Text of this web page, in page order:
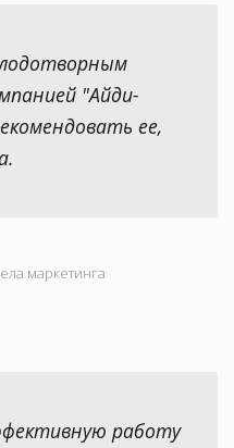
"Айди-
ее,
маркетинга
работу